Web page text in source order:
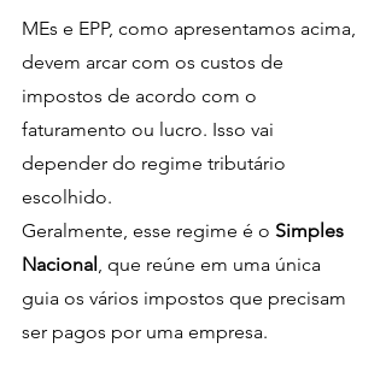
MEs e EPP, como apresentamos acima,
devem arcar com os custos de
impostos de acordo com o
faturamento ou lucro. Isso vai
depender do regime tributário
escolhido.
Geralmente, esse regime é o Simples
Nacional, que reúne em uma única
guia os vários impostos que precisam
ser pagos por uma empresa.